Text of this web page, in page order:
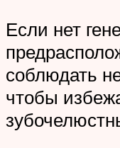
Если нет
соблюдать
чтобы